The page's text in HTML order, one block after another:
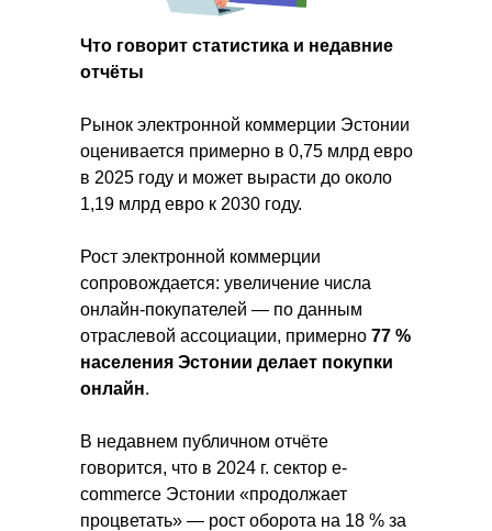
Что говорит статистика и недавние
отчёты
Рынок электронной коммерции Эстонии
оценивается примерно в 0,75 млрд евро
в 2025 году и может вырасти до около
1,19 млрд евро к 2030 году.
Рост электронной коммерции
сопровождается: увеличение числа
онлайн-покупателей — по данным
отраслевой ассоциации, примерно 77 %
населения Эстонии делает покупки
онлайн.
В недавнем публичном отчёте
говорится, что в 2024 г. сектор e-
commerce Эстонии «продолжает
процветать» — рост оборота на 18 % за